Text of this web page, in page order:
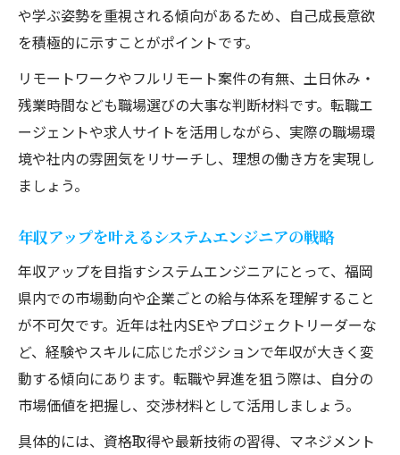
や学ぶ姿勢を重視される傾向があるため、自己成長意欲
を積極的に示すことがポイントです。
リモートワークやフルリモート案件の有無、土日休み・
残業時間なども職場選びの大事な判断材料です。転職エ
ージェントや求人サイトを活用しながら、実際の職場環
境や社内の雰囲気をリサーチし、理想の働き方を実現し
ましょう。
年収アップを叶えるシステムエンジニアの戦略
年収アップを目指すシステムエンジニアにとって、福岡
県内での市場動向や企業ごとの給与体系を理解すること
が不可欠です。近年は社内SEやプロジェクトリーダーな
ど、経験やスキルに応じたポジションで年収が大きく変
動する傾向にあります。転職や昇進を狙う際は、自分の
市場価値を把握し、交渉材料として活用しましょう。
具体的には、資格取得や最新技術の習得、マネジメント